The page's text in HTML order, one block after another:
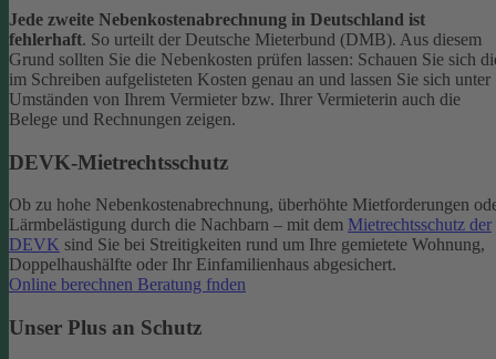
Jede zweite Nebenkostenabrechnung in Deutschland ist
fehlerhaft. So urteilt der Deutsche Mieterbund (DMB). Aus diesem
Grund sollten Sie die Nebenkosten prüfen lassen: Schauen Sie sich
im Schreiben aufgelisteten Kosten genau an und lassen Sie sich unter
Umständen von Ihrem Vermieter bzw. Ihrer Vermieterin auch die
Belege und Rechnungen zeigen.
DEVK-Mietrechtsschutz
Ob zu hohe Nebenkostenabrechnung, überhöhte Mietforderungen
Lärmbelästigung durch die Nachbarn – mit dem Mietrechtsschutz der
DEVK sind Sie bei Streitigkeiten rund um Ihre gemietete Wohnung,
Doppelhaushälfte oder Ihr Einfamilienhaus abgesichert.
Online berechnen Beratung fnden
Unser Plus an Schutz